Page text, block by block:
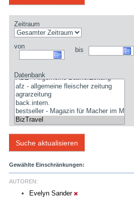
Zeitraum
von bis
Datenbank
Gewählte Einschränkungen:
AUTOREN:
Evelyn Sander